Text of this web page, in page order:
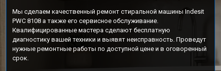
Мы сделаем качественный ремонт стиральной машины Indesit
PWC 8108 а также его сервисное обслуживание.
Квалифицированные мастера сделают бесплатную
диагностику вашей техники и выявят неисправность. Проведут
нужные ремонтные работы по доступной цене и в оговоренный
срок.